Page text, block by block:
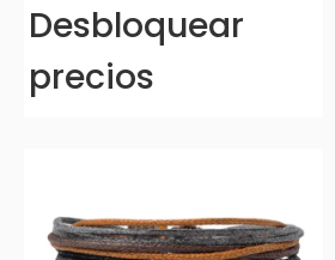
Desbloquear
precios